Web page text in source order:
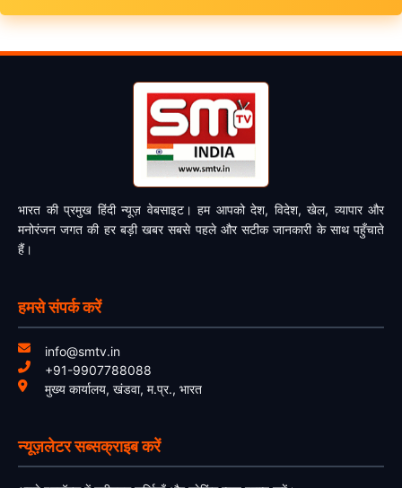
भारत की प्रमुख हिंदी न्यूज़ वेबसाइट। हम आपको देश, विदेश, खेल, व्यापार और
मनोरंजन जगत की हर बड़ी खबर सबसे पहले और सटीक जानकारी के साथ पहुँचाते
हैं।
हमसे संपर्क करें
info@smtv.in
+91-9907788088
मुख्य कार्यालय, खंडवा, म.प्र., भारत
न्यूज़लेटर सब्सक्राइब करें